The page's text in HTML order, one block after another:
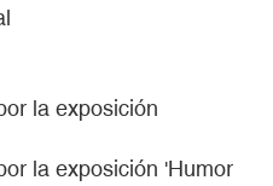
la exposición
la exposición 'Humor